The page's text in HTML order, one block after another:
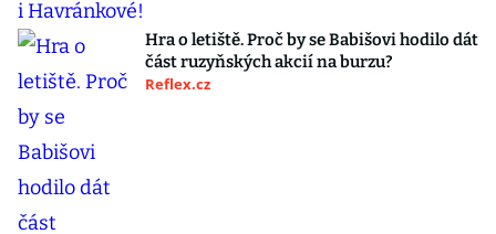
Hra o letiště. Proč by se Babišovi hodilo dát
část ruzyňských akcií na burzu?
Reflex.cz